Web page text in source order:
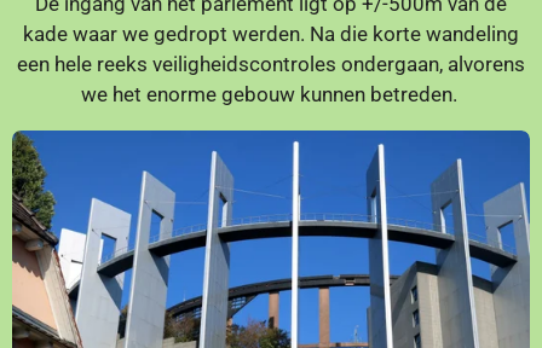
kade waar we gedropt werden. Na die korte wandeling
een hele reeks veiligheidscontroles ondergaan, alvorens
we het enorme gebouw kunnen betreden.